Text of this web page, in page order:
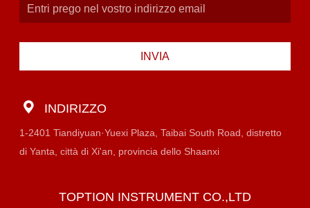
INVIA
INDIRIZZO
1-2401 Tiandiyuan·Yuexi Plaza, Taibai South Road, distretto
di Yanta, città di Xi'an, provincia dello Shaanxi
TOPTION INSTRUMENT CO.,LTD